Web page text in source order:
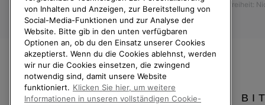
Vom Kaufvertrag zurücktreten
Bestellstatus
Versand
Zahlung
Häufig gestellte Fragen
Barrierefreiheit:
von Inhalten und Anzeigen, zur Bereitstellung von
Social-Media-Funktionen und zur Analyse der
Website. Bitte gib in den unten verfügbaren
Optionen an, ob du den Einsatz unserer Cookies
akzeptierst. Wenn du die Cookies ablehnst, werden
wir nur die Cookies einsetzen, die zwingend
notwendig sind, damit unsere Website
funktioniert. Klicken Sie hier, um weitere
Informationen in unseren vollständigen Cookie-